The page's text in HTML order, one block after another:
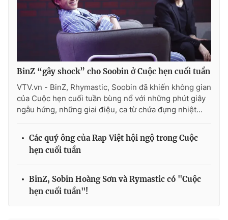
BinZ “gây shock” cho Soobin ở Cuộc hẹn cuối tuần
VTV.vn - BinZ, Rhymastic, Soobin đã khiến không gian
của Cuộc hẹn cuối tuần bùng nổ với những phút giây
ngẫu hứng, những giai điệu, ca từ chứa đựng nhiệt...
Các quý ông của Rap Việt hội ngộ trong Cuộc
hẹn cuối tuần
BinZ, Sobin Hoàng Sơn và Rymastic có "Cuộc
hẹn cuối tuần"!